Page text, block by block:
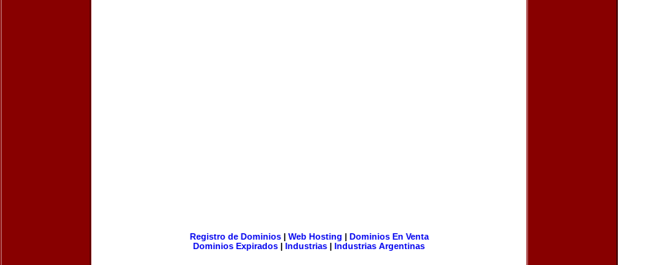
Registro de Dominios| Web Hosting | Dominios En Venta
Dominios Expirados | Industrias | Industrias Argentinas